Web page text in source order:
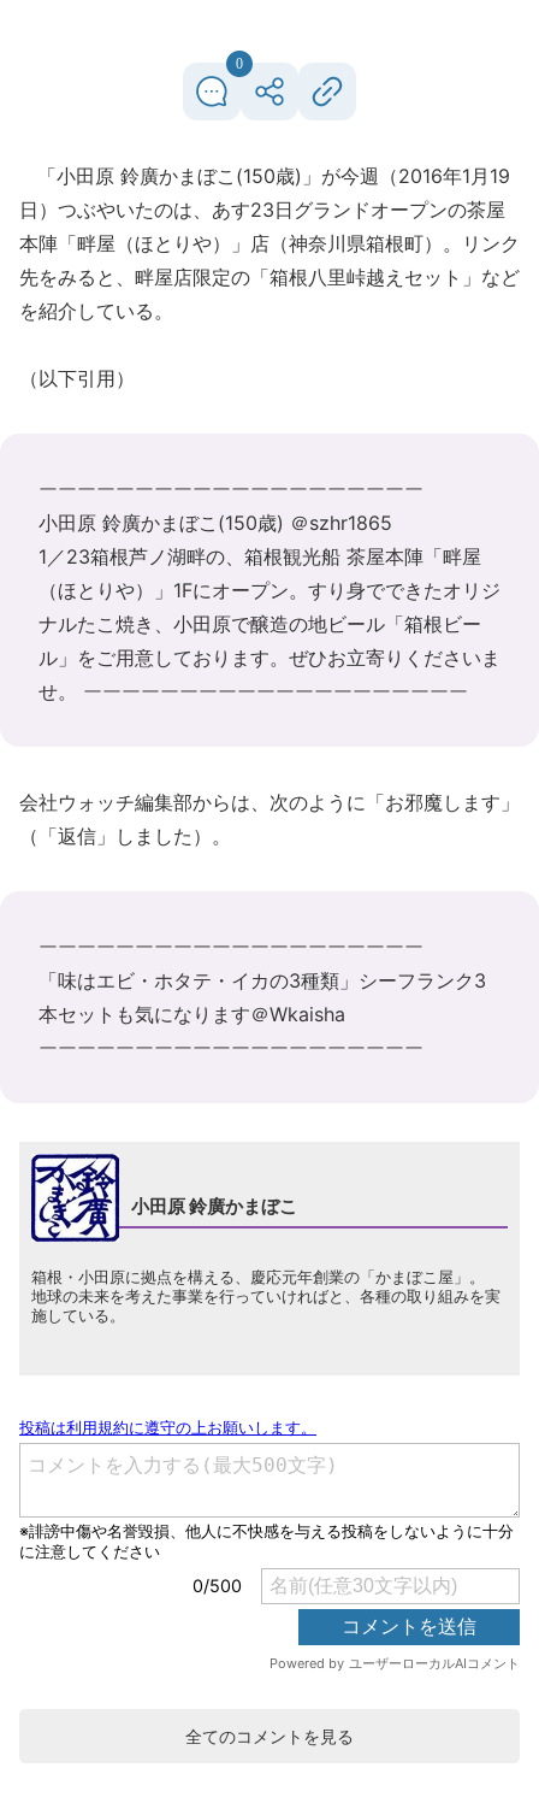
0
「小田原 鈴廣かまぼこ(150歳)」が今週（2016年1月19
日）つぶやいたのは、あす23日グランドオープンの茶屋
本陣「畔屋（ほとりや）」店（神奈川県箱根町）。リンク
先をみると、畔屋店限定の「箱根八里峠越えセット」など
を紹介している。
（以下引用）
ーーーーーーーーーーーーーーーーーーーー
小田原 鈴廣かまぼこ(150歳) ＠szhr1865
1／23箱根芦ノ湖畔の、箱根観光船 茶屋本陣「畔屋
（ほとりや）」 1Fにオープン。すり身でできたオリジ
ナルたこ焼き、小田原で醸造の地ビール「箱根ビー
ル」をご用意しております。ぜひお立寄りくださいま
せ。 ーーーーーーーーーーーーーーーーーーーー
会社ウォッチ編集部からは、次のように「お邪魔します」
（「返信」しました）。
ーーーーーーーーーーーーーーーーーーーー
「味はエビ・ホタテ・イカの3種類」シーフランク3
本セットも気になります＠Wkaisha
ーーーーーーーーーーーーーーーーーーーー
小田原 鈴廣かまぼこ
箱根・小田原に拠点を構える、慶応元年創業の「かまぼこ屋」。
地球の未来を考えた事業を行っていければと、各種の取り組みを実
施している。
全てのコメントを見る